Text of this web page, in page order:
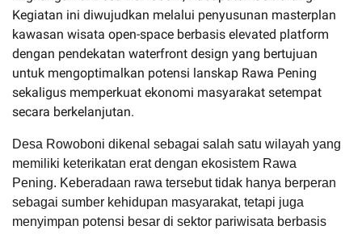
Kegiatan ini diwujudkan melalui penyusunan masterplan
kawasan wisata open-space berbasis elevated platform
dengan pendekatan waterfront design yang bertujuan
untuk mengoptimalkan potensi lanskap Rawa Pening
sekaligus memperkuat ekonomi masyarakat setempat
secara berkelanjutan.
Desa Rowoboni dikenal sebagai salah satu wilayah yang
memiliki keterikatan erat dengan ekosistem Rawa
Pening. Keberadaan rawa tersebut tidak hanya berperan
sebagai sumber kehidupan masyarakat, tetapi juga
menyimpan potensi besar di sektor pariwisata berbasis